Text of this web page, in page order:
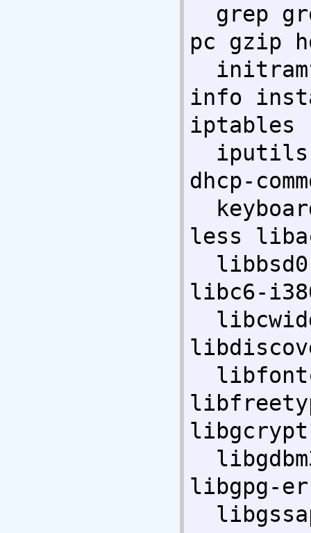
pc gzip
info
iptables
dhcp-
less
libc6-
libgpg-